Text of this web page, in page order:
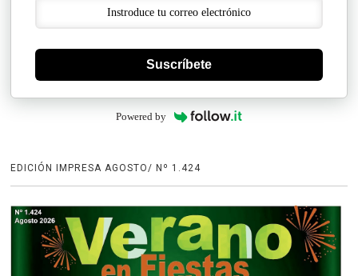
Suscríbete
Powered by
EDICIÓN IMPRESA AGOSTO/ Nº 1.424